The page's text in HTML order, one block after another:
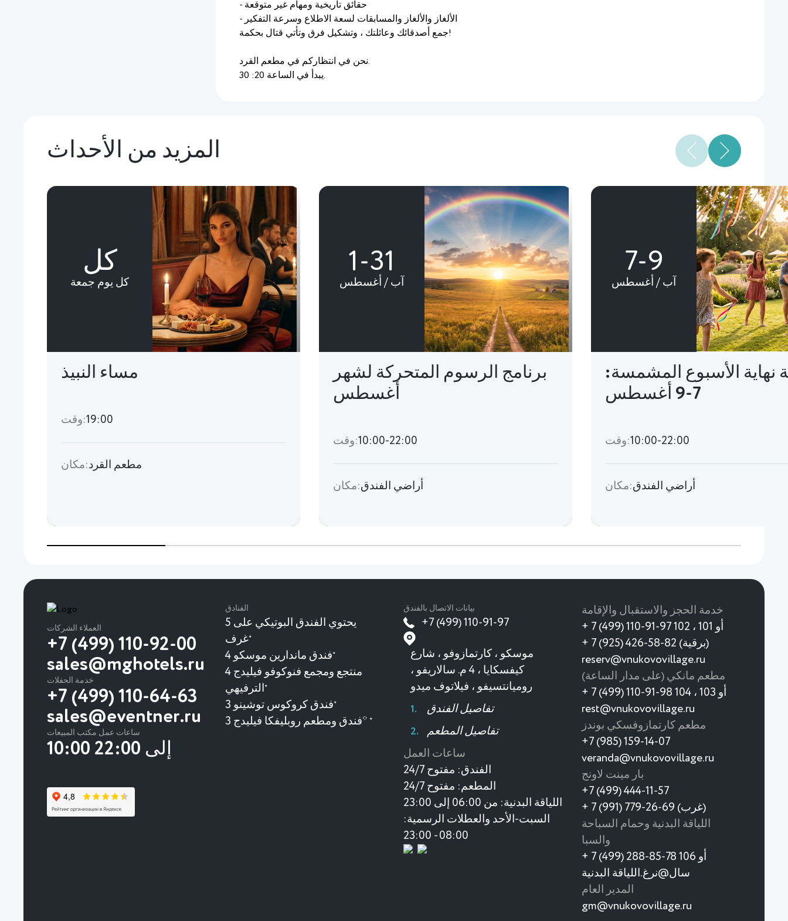
- حقائق تاريخية ومهام غير متوقعة
- الألغاز والألغاز والمسابقات لسعة الاطلاع وسرعة التفكير
جمع أصدقائك وعائلتك ، وتشكيل فرق وتأتي قتال بحكمة!
نحن في انتظاركم في مطعم القرد.
يبدأ في الساعة 20: 30.
المزيد من الأحداث
كل
كل يوم جمعة
مساء النبيذ
وقت:19:00
مكان:مطعم القرد
1-31
آب / أغسطس
برنامج الرسوم المتحركة لشهر
أغسطس
وقت:10:00-22:00
مكان:أراضي الفندق
7-9
آب / أغسطس
نهاية الأسبوع المشمسة:
7-9 أغسطس
وقت:10:00-22:00
مكان:أراضي الفندق
العملاء الشركات
+7 (499) 110-92-00
sales@mghotels.ru
خدمة الحفلات
+7 (499) 110-64-63
sales@eventner.ru
ساعات عمل مكتب المبيعات
10:00 إلى 22:00
الفنادق
يحتوي الفندق البوتيكي على 5
غرف★
فندق ماندارين موسكو 4★
منتجع ومجمع فنوكوفو فيليدج 4
الترفيهي
★
فندق كروكوس توشينو 3★
فندق ومطعم روبليفكا فيليدج 3* ★
بيانات الاتصال بالفندق
+7 (499) 110-91-97
موسكو ، كارتمازوفو ، شارع
كيفسكايا ، 4 م. سالاريفو ،
روميانتسيفو ، فيلاتوف ميدو
تفاصيل الفندق
تفاصيل المطعم
ساعات العمل
الفندق: مفتوح 24/7
المطعم: مفتوح 24/7
اللياقة البدنية: من 06:00 إلى 23:00
السبت-الأحد والعطلات الرسمية:
08:00 - 23:00
خدمة الحجز والاستقبال والإقامة
+ 7 (499) 110-91-97 أو 101 ، 102
+ 7 (925) 426-58-82 (برقية)
reserv@vnukovovillage.ru
مطعم مانكي (على مدار الساعة)
+ 7 (499) 110-91-98 أو 103 ، 104
rest@vnukovovillage.ru
مطعم كارتمازوفسكي بوندز
+7 (985) 159-14-07
veranda@vnukovovillage.ru
بار مينت لاونج
+7 (499) 444-11-57
+ 7 (991) 779-26-69 (غرب)
اللياقة البدنية وحمام السباحة
والسبا
+ 7 (499) 288-85-78 أو 106
سال@نرغ.اللياقة البدنية
المدير العام
gm@vnukovovillage.ru